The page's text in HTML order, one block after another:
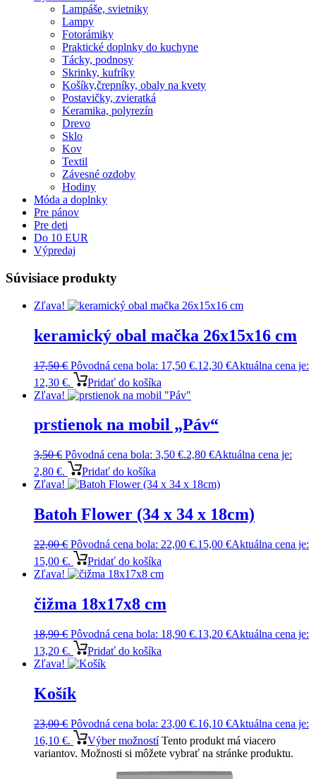
Lampáše, svietniky
Lampy
Fotorámiky
Praktické doplnky do kuchyne
Tácky, podnosy
Skrinky, kufríky
Košíky,črepníky, obaly na kvety
Postavičky, zvieratká
Keramika, polyrezín
Drevo
Sklo
Kov
Textil
Závesné ozdoby
Hodiny
Móda a doplnky
Pre pánov
Pre deti
Do 10 EUR
Výpredaj
Súvisiace produkty
Zľava!
keramický obal mačka 26x15x16 cm
17,50€ Pôvodná cena bola: 17,50 €.12,30 €Aktuálna cena je:
12,30 €.
Pridať do košíka
Zľava!
prstienok na mobil „Páv“
3,50€ Pôvodná cena bola: 3,50 €.2,80 €Aktuálna cena je:
2,80 €.
Pridať do košíka
Zľava!
Batoh Flower (34 x 34 x 18cm)
22,00€ Pôvodná cena bola: 22,00 €.15,00 €Aktuálna cena je:
15,00 €.
Pridať do košíka
Zľava!
čižma 18x17x8 cm
18,90€ Pôvodná cena bola: 18,90 €.13,20 €Aktuálna cena je:
13,20 €.
Pridať do košíka
Zľava!
Košík
23,00€ Pôvodná cena bola: 23,00 €.16,10 €Aktuálna cena je:
16,10 €.
Výber možností Tento produkt má viacero
variantov. Možnosti si môžete vybrať na stránke produktu.